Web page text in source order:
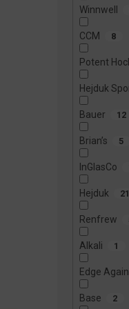
Winnwell
CCM 8
Potent
Hejduk
Bauer 12
Brian’s 5
InGlasCo
Hejduk 21
Renfrew
Alkali 1
Edge Again
Base 2